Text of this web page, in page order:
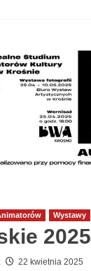
Wystawy
2025
22 kwietnia 2025